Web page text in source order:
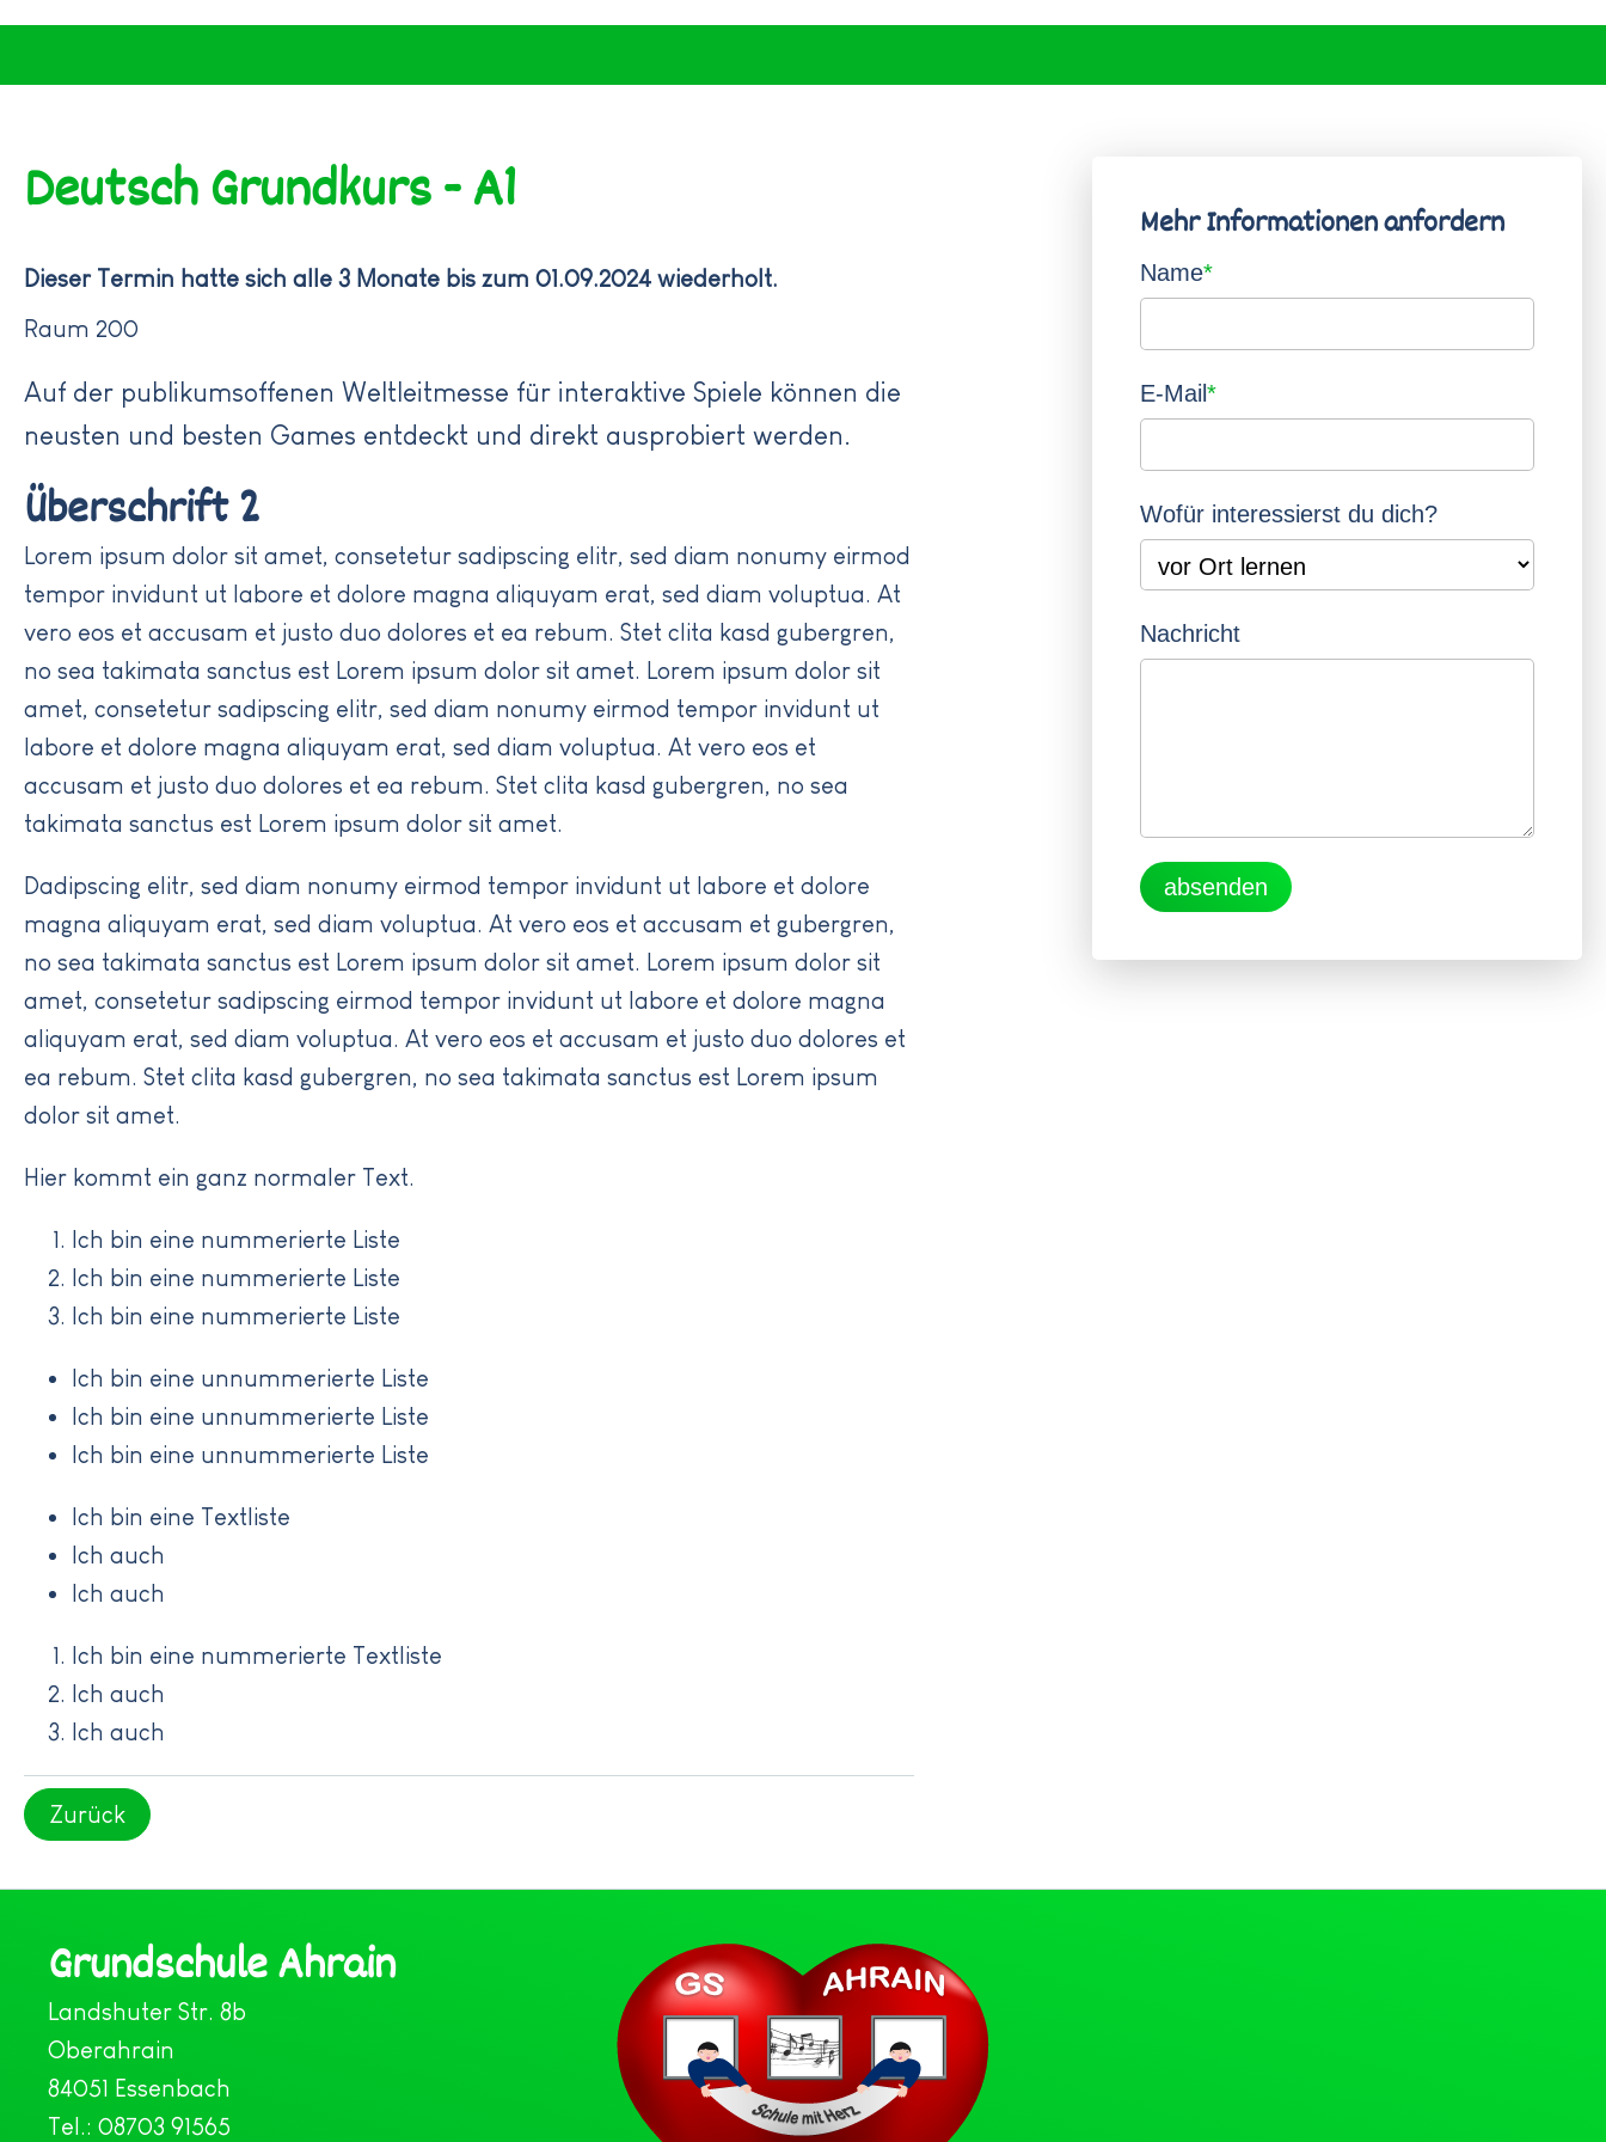
Schulhaus Mettenbach
Verkehrsschule
Verwaltung
Mittagsbetreuung
Musikalische Grundschule
Aktion Löwenzahn
Beratung
Übertritt
Deutsch Grundkurs - A1
Dieser Termin hatte sich alle 3 Monate bis zum 01.09.2024 wiederholt.
Raum 200
Auf der publikumsoffenen Weltleitmesse für interaktive Spiele können die
neusten und besten Games entdeckt und direkt ausprobiert werden.
Überschrift 2
Lorem ipsum dolor sit amet, consetetur sadipscing elitr, sed diam nonumy eirmod
tempor invidunt ut labore et dolore magna aliquyam erat, sed diam voluptua. At
vero eos et accusam et justo duo dolores et ea rebum. Stet clita kasd gubergren,
no sea takimata sanctus est Lorem ipsum dolor sit amet. Lorem ipsum dolor sit
amet, consetetur sadipscing elitr, sed diam nonumy eirmod tempor invidunt ut
labore et dolore magna aliquyam erat, sed diam voluptua. At vero eos et
accusam et justo duo dolores et ea rebum. Stet clita kasd gubergren, no sea
takimata sanctus est Lorem ipsum dolor sit amet.
Dadipscing elitr, sed diam nonumy eirmod tempor invidunt ut labore et dolore
magna aliquyam erat, sed diam voluptua. At vero eos et accusam et gubergren,
no sea takimata sanctus est Lorem ipsum dolor sit amet. Lorem ipsum dolor sit
amet, consetetur sadipscing eirmod tempor invidunt ut labore et dolore magna
aliquyam erat, sed diam voluptua. At vero eos et accusam et justo duo dolores et
ea rebum. Stet clita kasd gubergren, no sea takimata sanctus est Lorem ipsum
dolor sit amet.
Hier kommt ein ganz normaler Text.
Ich bin eine nummerierte Liste
Ich bin eine nummerierte Liste
Ich bin eine nummerierte Liste
Ich bin eine unnummerierte Liste
Ich bin eine unnummerierte Liste
Ich bin eine unnummerierte Liste
Ich bin eine Textliste
Ich auch
Ich auch
Ich bin eine nummerierte Textliste
Ich auch
Ich auch
Zurück
Mehr Informationen anfordern
Pflichtfeld
Name*
Pflichtfeld
E-Mail*
Wofür interessierst du dich?
Nachricht
absenden
Grundschule Ahrain
Landshuter Str. 8b
Oberahrain
84051 Essenbach
Tel.: 08703 91565